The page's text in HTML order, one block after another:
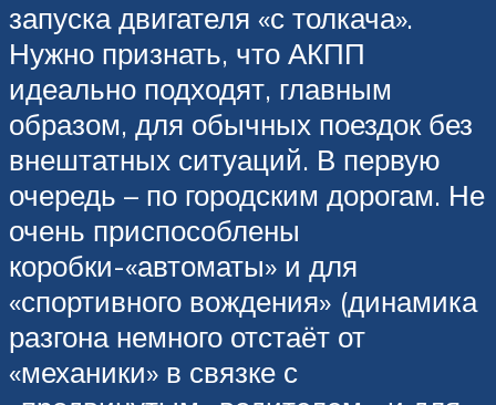
запуска двигателя «с толкача».
Нужно признать, что АКПП
идеально подходят, главным
образом, для обычных поездок без
внештатных ситуаций. В первую
очередь – по городским дорогам. Не
очень приспособлены
коробки-«автоматы» и для
«спортивного вождения» (динамика
разгона немного отстаёт от
«механики» в связке с